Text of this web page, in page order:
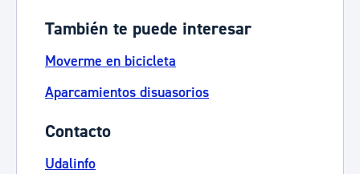
También te puede interesar
Moverme en bicicleta
Aparcamientos disuasorios
Contacto
Udalinfo